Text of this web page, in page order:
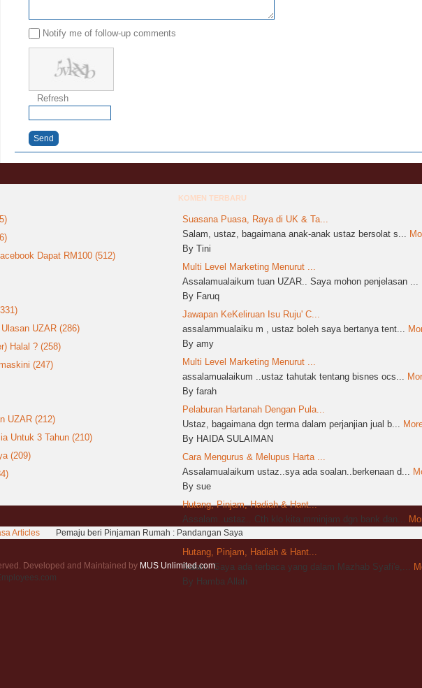
Notify me of follow-up comments
Refresh
Send
Dapat RM100 (512)
UZAR (286)
Halal ? (258)
(247)
UZAR (212)
Untuk 3 Tahun (210)
(209)
KOMEN TERBARU
Suasana Puasa, Raya di UK & Ta...
Salam, ustaz, bagaimana anak-anak ustaz bersolat s...
By Tini
Multi Level Marketing Menurut ...
Assalamualaikum tuan UZAR.. Saya mohon penjelasan ...
By Faruq
Jawapan KeKeliruan Isu Ruju' C...
assalammualaiku m , ustaz boleh saya bertanya tent...
By amy
Multi Level Marketing Menurut ...
assalamualaikum ..ustaz tahutak tentang bisnes ocs...
By farah
Pelaburan Hartanah Dengan Pula...
Ustaz, bagaimana dgn terma dalam perjanjian jual b...
By HAIDA SULAIMAN
Cara Mengurus & Melupus Harta ...
Assalamualaikum ustaz..sya ada soalan..berkenaan d...
By sue
Hutang, Pinjam, Hadiah & Hant...
Assalam..ustaz.. Cth klo kita mminjam dgn bank dan...
By sya
Hutang, Pinjam, Hadiah & Hant...
Salam. Saya ada terbaca yang dalam Mazhab Syafi'e,...
By Hamba Allah
Articles Pemaju beri Pinjaman Rumah : Pandangan Saya
Developed and Maintained by MUS Unlimited.com.